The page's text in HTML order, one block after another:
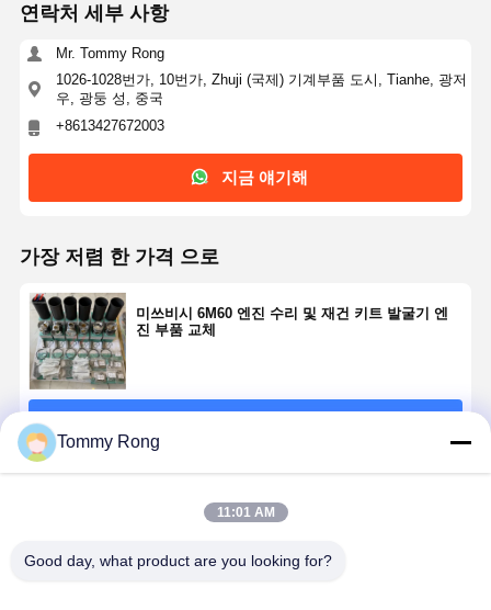
연락처 세부 사항
Mr. Tommy Rong
1026-1028번가, 10번가, Zhuji (국제) 기계부품 도시, Tianhe, 광저
우, 광둥 성, 중국
+8613427672003
지금 얘기해
가장 저렴 한 가격 으로
미쓰비시 6M60 엔진 수리 및 재건 키트 발굴기 엔
진 부품 교체
Tommy Rong
11:01 AM
Good day, what product are you looking for?